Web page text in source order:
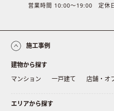
営業時間 10:00〜19:00 定休
施工事例
建物から探す
マンション
一戸建て 店舗・オ
エリアから探す